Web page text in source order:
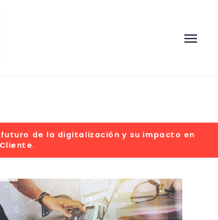
futuro de la digitalización y su impacto en